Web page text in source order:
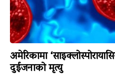
अमेरिकामा
दुईजनाको मृत्यु